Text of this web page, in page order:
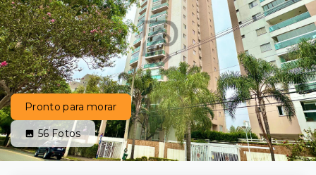
Pronto para morar
56Fotos